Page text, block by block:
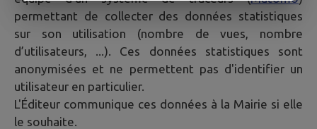
permettant de collecter des données statistiques
sur son utilisation (nombre de vues, nombre
d’utilisateurs, ...). Ces données statistiques sont
anonymisées et ne permettent pas d'identifier un
utilisateur en particulier.
L'Éditeur communique ces données à la Mairie si elle
le souhaite.